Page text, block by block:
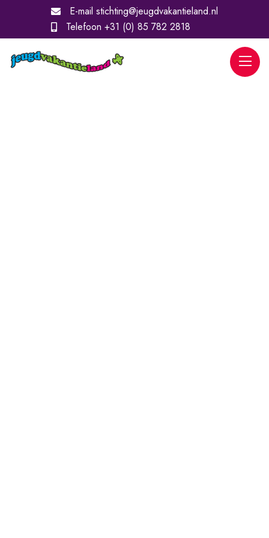
E-mail stichting@jeugdvakantieland.nl
Telefoon +31 (0) 85 782 2818